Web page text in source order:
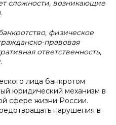
сложности, возникающие
физическое
правовая
ответственность,
лица банкротом
юридический механизм в
сфере жизни России.
нарушения в